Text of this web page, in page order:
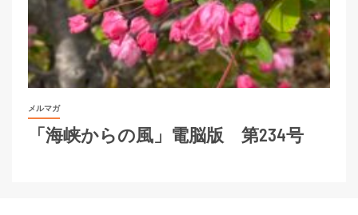
メルマガ
「海峡からの風」電脳版 第234号